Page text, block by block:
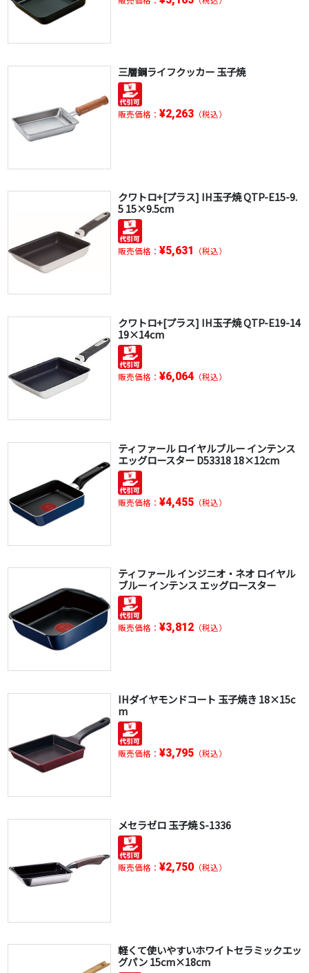
三層鋼ライフクッカー 玉子焼
販売価格： ¥2,263（税込）
クワトロ+[プラス] IH玉子焼 QTP-E15-9.
5 15×9.5cm
販売価格： ¥5,631 （税込）
クワトロ+[プラス] IH玉子焼 QTP-E19-14
19×14cm
販売価格： ¥6,064（税込）
ティファール ロイヤルブルー インテンス
エッグロースター D53318 18×12cm
販売価格： ¥4,455（税込）
ティファール インジニオ・ネオ ロイヤル
ブルー インテンス エッグロースター
販売価格： ¥3,812（税込）
IHダイヤモンドコート 玉子焼き 18×15c
m
販売価格： ¥3,795（税込）
メセラゼロ 玉子焼 S-1336
販売価格： ¥2,750（税込）
軽くて使いやすいホワイトセラミックエッ
グパン 15cm×18cm